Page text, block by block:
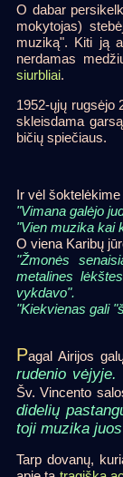
O dabar
mokytojas)
muziką". Kiti ją
nerdamas
siurbliai.
1952-ųjų rugsėjo
skleisdama
bičių spiečiaus.
Ir vėl
"Vimana galėjo
"Vien muzika kai
O viena Karibų
"Žmonės
metalines
vykdavo".
"Kiekvienas gali
Pagal Airijos
rudenio vėjyje.
Šv. Vincento
didelių
toji muzika
Tarp dovanų,